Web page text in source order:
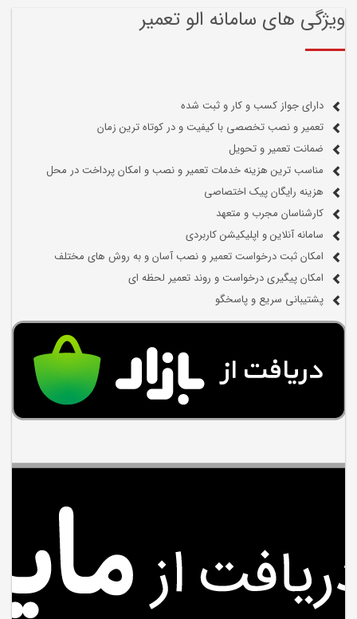
ویژگی های سامانه الو تعمیر
دارای جواز کسب و کار و ثبت شده
تعمیر و نصب تخصصی با کیفیت و در کوتاه ترین زمان
ضمانت تعمیر و تحویل
مناسب ترین هزینه خدمات تعمیر و نصب و امکان پرداخت در محل
هزینه رایگان پیک اختصاصی
کارشناسان مجرب و متعهد
سامانه آنلاین و اپلیکیشن کاربردی
امکان ثبت درخواست تعمیر و نصب آسان و به روش های مختلف
امکان پیگیری درخواست و روند تعمیر لحظه ای
پشتیبانی سریع و پاسخگو